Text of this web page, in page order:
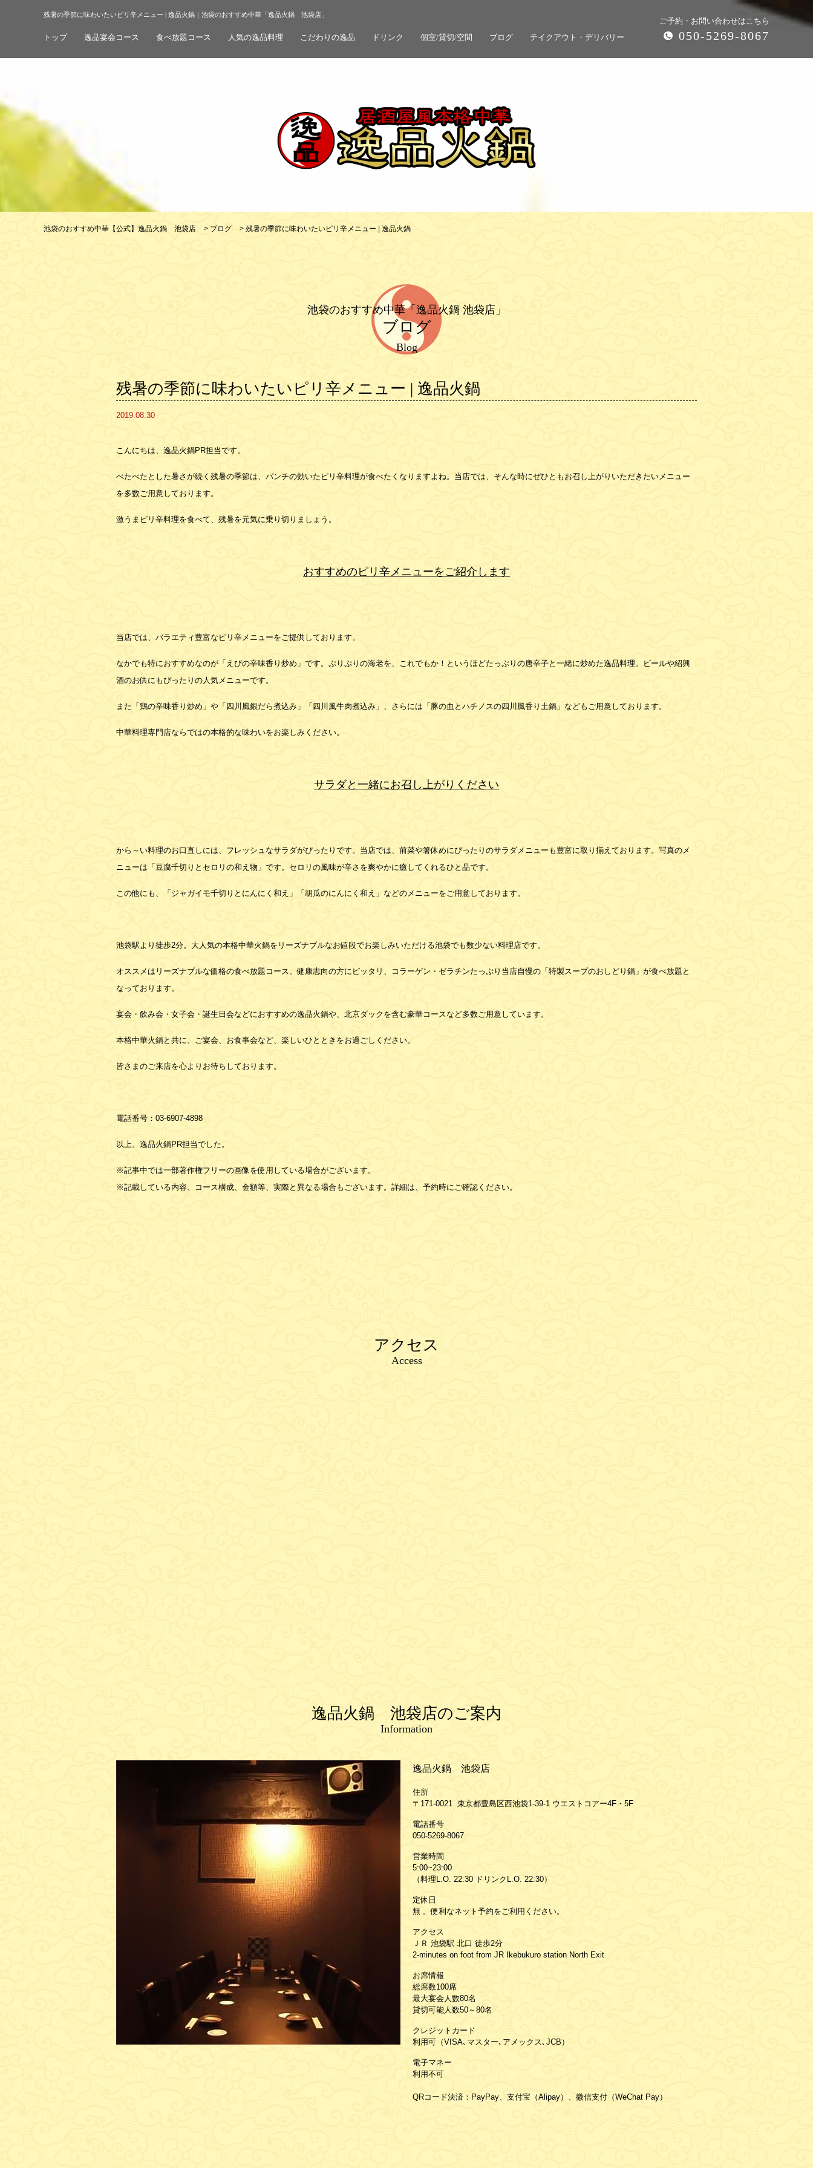
残暑の季節に味わいたいピリ辛メニュー | 逸品火鍋｜池袋のおすすめ中華「逸品火鍋 池袋店」
トップ 逸品宴会コース 食べ放題コース 人気の逸品料理 こだわりの逸品 ドリンク 個室/貸切/空間 ブログ テイクアウト・デリバリー
ご予約・お問い合わせはこちら
050-5269-8067
池袋のおすすめ中華【公式】逸品火鍋 池袋店 > ブログ > 残暑の季節に味わいたいピリ辛メニュー | 逸品火鍋
池袋のおすすめ中華「逸品火鍋 池袋店」
ブログ
Blog
残暑の季節に味わいたいピリ辛メニュー | 逸品火鍋
2019.08.30
こんにちは、逸品火鍋PR担当です。
べたべたとした暑さが続く残暑の季節は、パンチの効いたピリ辛料理が食べたくなりますよね。当店では、そんな時にぜひともお召し上がりいただきたいメニュー
を多数ご用意しております。
激うまピリ辛料理を食べて、残暑を元気に乗り切りましょう。
おすすめのピリ辛メニューをご紹介します
当店では、バラエティ豊富なピリ辛メニューをご提供しております。
なかでも特におすすめなのが「えびの辛味香り炒め」です。ぷりぷりの海老を、これでもか！というほどたっぷりの唐辛子と一緒に炒めた逸品料理。ビールや紹興
酒のお供にもぴったりの人気メニューです。
また「鶏の辛味香り炒め」や「四川風銀だら煮込み」「四川風牛肉煮込み」、さらには「豚の血とハチノスの四川風香り土鍋」などもご用意しております。
中華料理専門店ならではの本格的な味わいをお楽しみください。
サラダと一緒にお召し上がりください
から～い料理のお口直しには、フレッシュなサラダがぴったりです。当店では、前菜や箸休めにぴったりのサラダメニューも豊富に取り揃えております。写真のメ
ニューは「豆腐千切りとセロリの和え物」です。セロリの風味が辛さを爽やかに癒してくれるひと品です。
この他にも、「ジャガイモ千切りとにんにく和え」「胡瓜のにんにく和え」などのメニューをご用意しております。
池袋駅より徒歩2分。大人気の本格中華火鍋をリーズナブルなお値段でお楽しみいただける池袋でも数少ない料理店です。
オススメはリーズナブルな価格の食べ放題コース。健康志向の方にピッタリ、コラーゲン・ゼラチンたっぷり当店自慢の「特製スープのおしどり鍋」が食べ放題と
なっております。
宴会・飲み会・女子会・誕生日会などにおすすめの逸品火鍋や、北京ダックを含む豪華コースなど多数ご用意しています。
本格中華火鍋と共に、ご宴会、お食事会など、楽しいひとときをお過ごしください。
皆さまのご来店を心よりお待ちしております。
電話番号： 03-6907-4898
以上、逸品火鍋PR担当でした。
※記事中では一部著作権フリーの画像を使用している場合がございます。
※記載している内容、コース構成、金額等、実際と異なる場合もございます。詳細は、予約時にご確認ください。
アクセス
Access
逸品火鍋 池袋店のご案内
Information
逸品火鍋 池袋店
住所
〒171-0021 東京都豊島区西池袋1-39-1 ウエストコアー4F・5F
電話番号
050-5269-8067
営業時間
5:00~23:00
（料理L.O. 22:30 ドリンクL.O. 22:30）
定休日
無 。便利なネット予約をご利用ください。
アクセス
ＪＲ 池袋駅 北口 徒歩2分
2-minutes on foot from JR Ikebukuro station North Exit
お席情報
総席数100席
最大宴会人数80名
貸切可能人数50～80名
クレジットカード
利用可（VISA､マスター､アメックス､JCB）
電子マネー
利用不可
QRコード決済：PayPay、支付宝（Alipay）、微信支付（WeChat Pay）